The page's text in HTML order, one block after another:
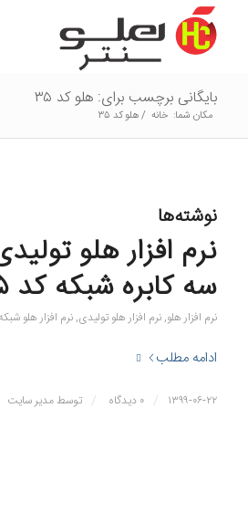
بایگانی برچسب برای: هلو کد ۳۵
مکان شما: خانه /هلو کد ۳۵
نوشته‌ها
نرم افزار هلو
سه کابره شبکه کد ۳۵
نرم افزار هلو,نرم افزار هلو تولیدی,نرم افزار هلو شبکه
ادامه مطلب
۱۳۹۹-۰۶-۲۲ / ۰ دیدگاه / توسط مدیر سایت